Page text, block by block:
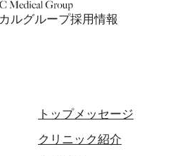
ルグループ採用情報
トップメッセージ
クリニック紹介